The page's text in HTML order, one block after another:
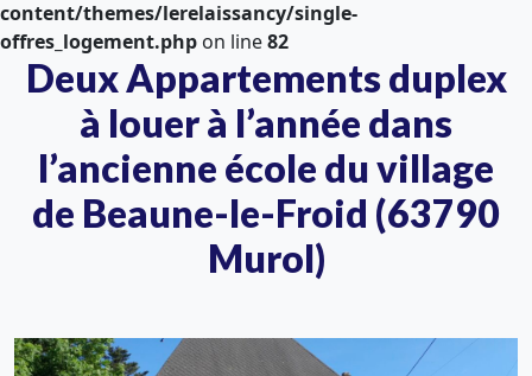
content/themes/lerelaissancy/single-
offres_logement.php on line82
Deux Appartements duplex
à louer à l’année dans
l’ancienne école du village
de Beaune-le-Froid (63790
Murol)